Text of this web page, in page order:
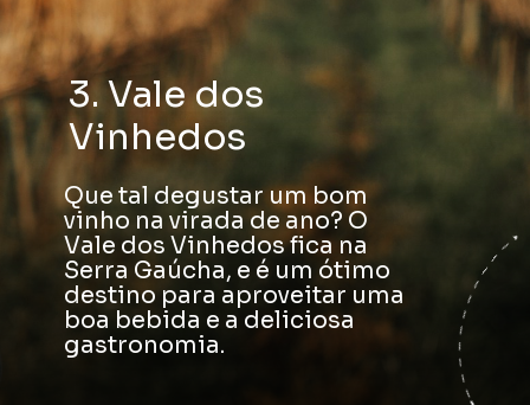
Que tal degustar um bom
vinho na virada de ano? O
Vale dos Vinhedos fica na
Serra Gaúcha, e é um ótimo
destino para aproveitar uma
boa bebida e a deliciosa
gastronomia.
3. Vale dos
Vinhedos